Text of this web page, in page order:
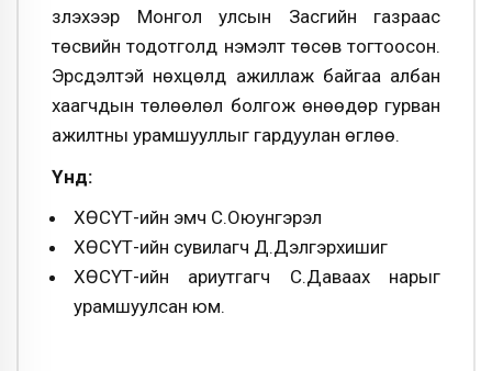
үзүүлэхээр Монгол улсын Засгийн газраас
төсвийн тодотголд нэмэлт төсөв тогтоосон.
Эрсдэлтэй нөхцөлд ажиллаж байгаа албан
хаагчдын төлөөлөл болгож өнөөдөр гурван
ажилтны урамшууллыг гардуулан өглөө.
Үүнд:
ХӨСҮТ-ийн эмч С.Оюунгэрэл
ХӨСҮТ-ийн сувилагч Д.Дэлгэрхишиг
ХӨСҮТ-ийн ариутгагч С.Даваахүү нарыг
урамшуулсан юм.